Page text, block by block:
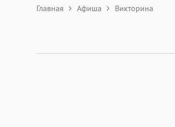
Главная Афиша Викторина